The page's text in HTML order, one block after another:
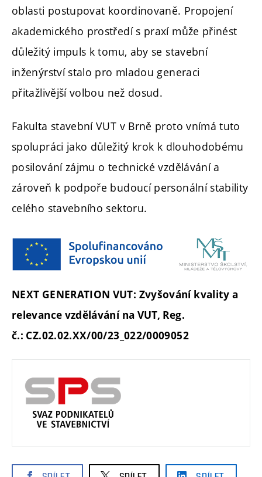
oblasti postupovat koordinovaně. Propojení
akademického prostředí s praxí může přinést
důležitý impuls k tomu, aby se stavební
inženýrství stalo pro mladou generaci
přitažlivější volbou než dosud.
Fakulta stavební VUT v Brně proto vnímá tuto
spolupráci jako důležitý krok k dlouhodobému
posilování zájmu o technické vzdělávání a
zároveň k podpoře budoucí personální stability
celého stavebního sektoru.
NEXT GENERATION VUT: Zvyšování kvality a
relevance vzdělávání na VUT, Reg.
č.: CZ.02.02.XX/00/23_022/0009052